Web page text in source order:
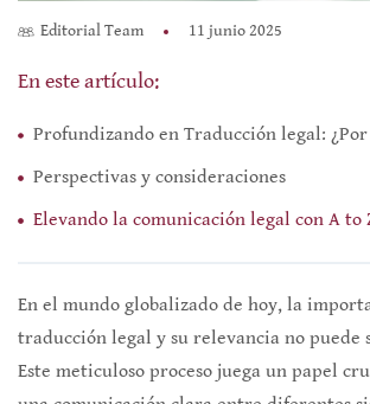
Editorial Team 11 junio 2025
En este artículo:
Perspectivas y consideraciones
Elevando la comunicación legal con A to
En el mundo globalizado de hoy, la
traducción legal y su relevancia no puede
Este meticuloso proceso juega un papel